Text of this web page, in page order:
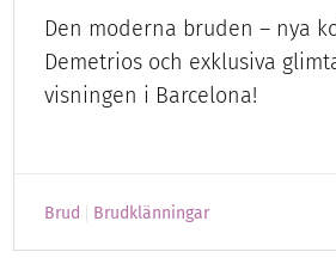
Den moderna bruden – nya
Demetrios och exklusiva
visningen i Barcelona!
Brud Brudklänningar